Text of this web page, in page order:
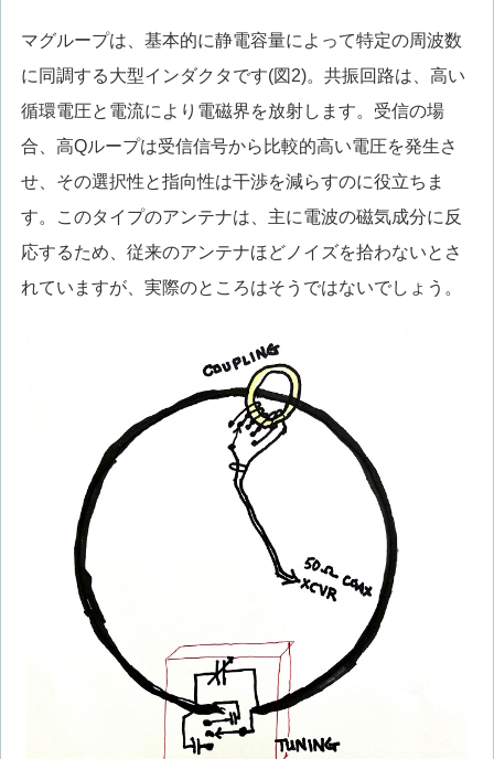
マグループは、基本的に静電容量によって特定の周波数
に同調する大型インダクタです(図2)。共振回路は、高い
循環電圧と電流により電磁界を放射します。受信の場
合、高Qループは受信信号から比較的高い電圧を発生さ
せ、その選択性と指向性は干渉を減らすのに役立ちま
す。このタイプのアンテナは、主に電波の磁気成分に反
応するため、従来のアンテナほどノイズを拾わないとさ
れていますが、実際のところはそうではないでしょう。